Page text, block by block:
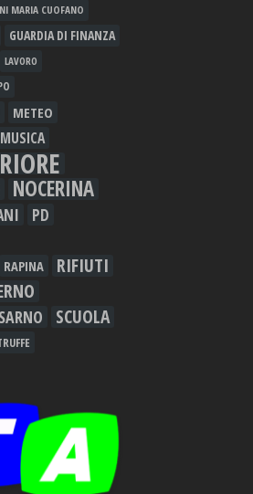
MARIA CUOFANO
GUARDIA DI FINANZA
LAVORO
METEO
MUSICA
NOCERINA
PD
RAPINA RIFIUTI
SARNO SCUOLA